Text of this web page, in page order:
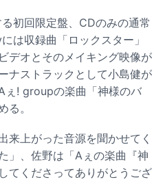
初回限定盤、CDのみの通常
は収録曲「ロックスター」
デオとそのメイキング映像が
ナストラックとして小島健が
ぇ! groupの楽曲「神様のバ
る。
来上がった音源を聞かせてく
」、佐野は「Aぇの楽曲『神
てくださってありがとうござ